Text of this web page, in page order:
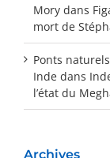
Mory dans
mort de
Ponts
Inde dans
l’état du
Archives